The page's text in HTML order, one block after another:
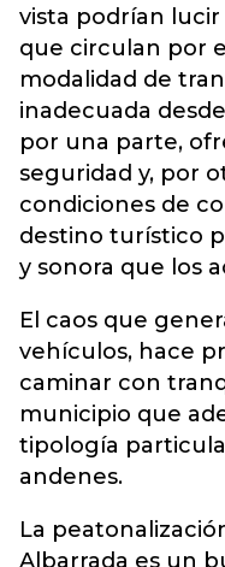
vista podrían
que circulan por
modalidad de
inadecuada
por una parte,
seguridad y, por
condiciones de
destino turístico
y sonora que los
El caos que
vehículos, hace
caminar con
municipio que
tipología
andenes.
La
Albarrada es un